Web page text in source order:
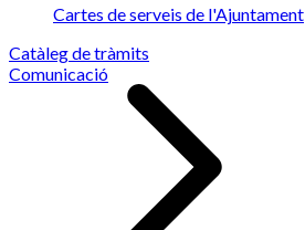
Cartes de serveis de l'Ajuntament
Catàleg de tràmits
Comunicació